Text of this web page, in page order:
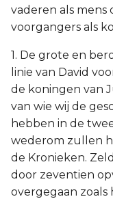
vaderen als mens
voorgangers als
1. De grote en
linie van David
de koningen van
van wie wij de
hebben in de
wederom zullen
de Kronieken.
door zeventien
overgegaan zoals